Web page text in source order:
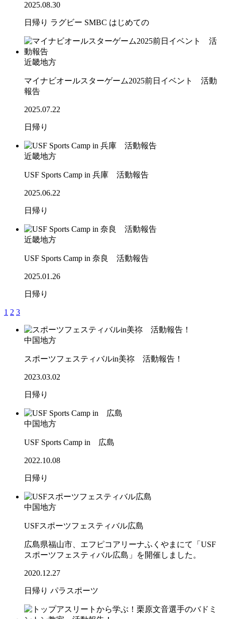
2025.08.30
日帰り ラグビー SMBC はじめての
近畿地方
マイナビオールスターゲーム2025前日イベント 活動
報告
2025.07.22
日帰り
近畿地方
USF Sports Camp in 兵庫 活動報告
2025.06.22
日帰り
近畿地方
USF Sports Camp in 奈良 活動報告
2025.01.26
日帰り
1 2 3
中国地方
スポーツフェスティバルin美祢 活動報告！
2023.03.02
日帰り
中国地方
USF Sports Camp in 広島
2022.10.08
日帰り
中国地方
USFスポーツフェスティバル広島
広島県福山市、エフピコアリーナふくやまにて「USF
スポーツフェスティバル広島」を開催しました。
2020.12.27
日帰り パラスポーツ